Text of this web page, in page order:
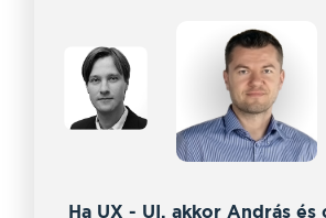
Ha UX - UI, akkor András és